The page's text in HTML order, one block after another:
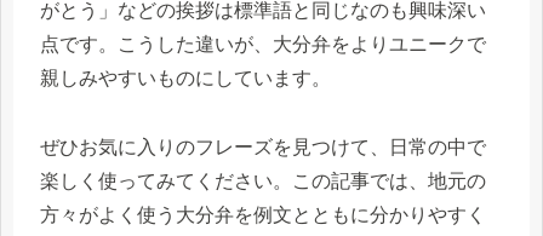
がとう」などの挨拶は標準語と同じなのも興味深い
点です。こうした違いが、大分弁をよりユニークで
親しみやすいものにしています。
ぜひお気に入りのフレーズを見つけて、日常の中で
楽しく使ってみてください。この記事では、地元の
方々がよく使う大分弁を例文とともに分かりやすく